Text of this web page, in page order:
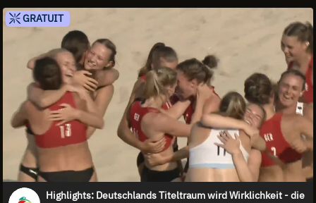
GRATUIT
Highlights: Deutschlands Titeltraum wird Wirklichkeit - die